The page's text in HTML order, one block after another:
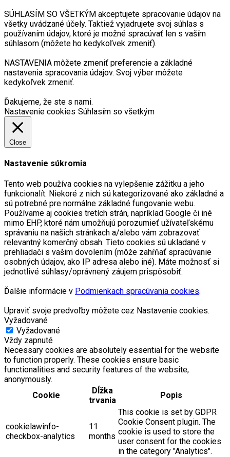
SÚHLASÍM SO VŠETKÝM akceptujete spracovanie údajov na
všetky uvádzané účely. Taktiež vyjadrujete svoj súhlas s
používaním údajov, ktoré je možné spracúvať len s vaším
súhlasom (môžete ho kedykoľvek zmeniť).
NASTAVENIA môžete zmeniť preferencie a základné
nastavenia spracovania údajov. Svoj výber môžete
kedykoľvek zmeniť.
Ďakujeme, že ste s nami.
Nastavenie cookies Súhlasím so všetkým
Close
Nastavenie súkromia
Tento web používa cookies na vylepšenie zážitku a jeho
funkcionalít. Niekoré z nich sú kategorizované ako základné a
sú potrebné pre normálne základné fungovanie webu.
Používame aj cookies tretích strán, napríklad Google či iné
mimo EHP, ktoré nám umožňujú porozumieť užívateľskému
správaniu na našich stránkach a/alebo vám zobrazovať
relevantný komerčný obsah. Tieto cookies sú ukladané v
prehliadači s vašim dovolením (môže zahŕňať spracúvanie
osobných údajov, ako IP adresa alebo iné). Máte možnosť si
jednotlivé súhlasy/oprávnený záujem prispôsobiť.
Ďalšie informácie v Podmienkach spracúvania cookies.
Upraviť svoje predvoľby môžete cez Nastavenie cookies.
Vyžadované
Vyžadované
Vždy zapnuté
Necessary cookies are absolutely essential for the website
to function properly. These cookies ensure basic
functionalities and security features of the website,
anonymously.
Cookie
Dĺžka
trvania
Popis
cookielawinfo-
checkbox-analytics
11
months
This cookie is set by GDPR
Cookie Consent plugin. The
cookie is used to store the
user consent for the cookies
in the category "Analytics".